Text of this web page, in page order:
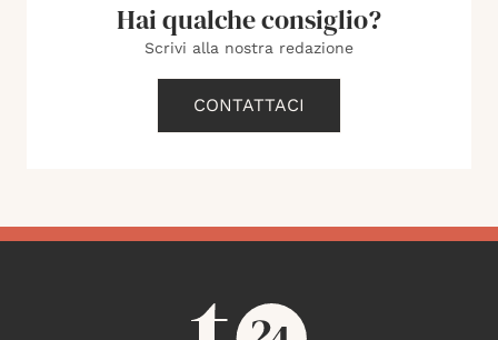
Hai qualche consiglio?
Scrivi alla nostra redazione
CONTATTACI